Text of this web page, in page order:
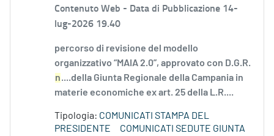
Contenuto Web - Data di Pubblicazione 14-
lug-2026 19.40
percorso di revisione del modello
organizzativo “MAIA 2.0”, approvato con D.G.R.
n....della Giunta Regionale della Campania in
materie economiche ex art. 25 della L.R....
Tipologia: COMUNICATI STAMPA DEL
PRESIDENTE
COMUNICATI SEDUTE GIUNTA